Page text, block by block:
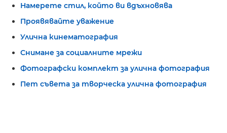
Намерете стил, който ви вдъхновява
Проявявайте уважение
Улична кинематография
Снимане за социалните мрежи
Фотографски комплект за улична фотография
Пет съвета за творческа улична фотография